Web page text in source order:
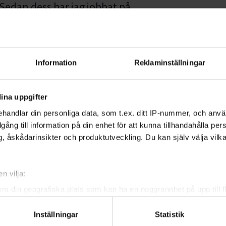
Information Reklaminställningar
uppgifter
din personliga data, som t.ex. ditt IP-nummer, och
till information på din enhet för att kunna tillhandahålla
åskådarinsikter och produktutveckling. Du kan själv välja
vilja:
din geografiska plats som kan ha en noggrannhet på upp till
uppgifter behandlas och ställ in dina preferenser i
Inställningar Statistik
dess har jag jobbat på
men det har jag nog lite
starta en folkhögskola i
till att bygga demokrati och
bär på berättelser